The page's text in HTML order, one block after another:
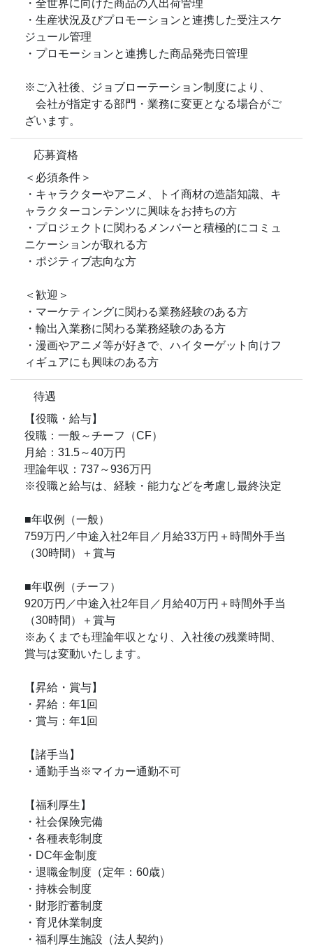
・全世界に向けた商品の入出荷管理
・生産状況及びプロモーションと連携した受注スケ
ジュール管理
・プロモーションと連携した商品発売日管理
※ご入社後、ジョブローテーション制度により、
会社が指定する部門・業務に変更となる場合がご
ざいます。
応募資格
＜必須条件＞
・キャラクターやアニメ、トイ商材の造詣知識、キ
ャラクターコンテンツに興味をお持ちの方
・プロジェクトに関わるメンバーと積極的にコミュ
ニケーションが取れる方
・ポジティブ志向な方
＜歓迎＞
・マーケティングに関わる業務経験のある方
・輸出入業務に関わる業務経験のある方
・漫画やアニメ等が好きで、ハイターゲット向けフ
ィギュアにも興味のある方
待遇
【役職・給与】
役職：一般～チーフ（CF）
月給：31.5～40万円
理論年収：737～936万円
※役職と給与は、経験・能力などを考慮し最終決定
■年収例（一般）
759万円／中途入社2年目／月給33万円＋時間外手当
（30時間）＋賞与
■年収例（チーフ）
920万円／中途入社2年目／月給40万円＋時間外手当
（30時間）＋賞与
※あくまでも理論年収となり、入社後の残業時間、
賞与は変動いたします。
【昇給・賞与】
・昇給：年1回
・賞与：年1回
【諸手当】
・通勤手当※マイカー通勤不可
【福利厚生】
・社会保険完備
・各種表彰制度
・DC年金制度
・退職金制度（定年：60歳）
・持株会制度
・財形貯蓄制度
・育児休業制度
・福利厚生施設（法人契約）